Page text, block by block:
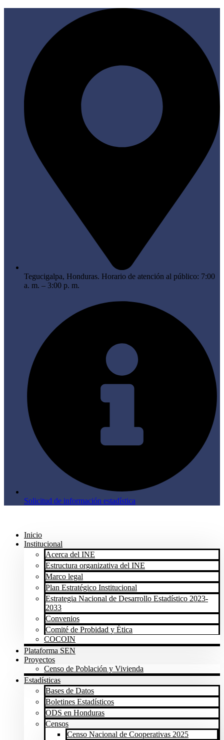
Tegucigalpa, Honduras. Horario de atención al público: 7:00
a. m. – 3:00 p. m.
Solicitud de información estadística
Inicio
Institucional
Acerca del INE
Estructura organizativa del INE
Marco legal
Plan Estratégico Institucional
Estrategia Nacional de Desarrollo Estadístico 2023-
2033
Convenios
Comité de Probidad y Ética
COCOIN
Plataforma SEN
Proyectos
Censo de Población y Vivienda
Estadísticas
Bases de Datos
Boletines Estadísticos
ODS en Honduras
Censos
Censo Nacional de Cooperativas 2025